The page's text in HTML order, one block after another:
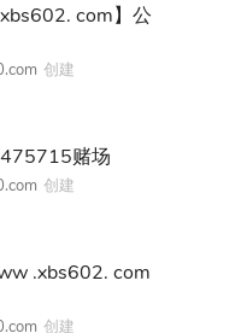
com】公
创建
赌场
创建
.xbs602. com
创建